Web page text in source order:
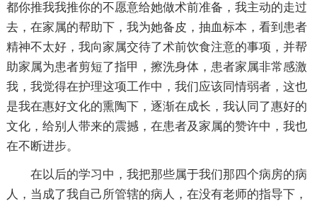
都你推我我推你的不愿意给她做术前准备，我主动的走过
去，在家属的帮助下，我为她备皮，抽血标本，看到患者
精神不太好，我向家属交待了术前饮食注意的事项，并帮
助家属为患者剪短了指甲，擦洗身体，患者家属非常感激
我，我觉得在护理这项工作中，我们应该同情弱者，这也
是我在惠好文化的熏陶下，逐渐在成长，我认同了惠好的
文化，给别人带来的震撼，在患者及家属的赞许中，我也
在不断进步。
在以后的学习中，我把那些属于我们那四个病房的病
人，当成了我自己所管辖的病人，在没有老师的指导下，